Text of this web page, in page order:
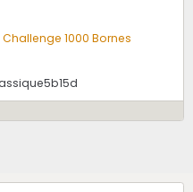
Challenge 1000 Bornes